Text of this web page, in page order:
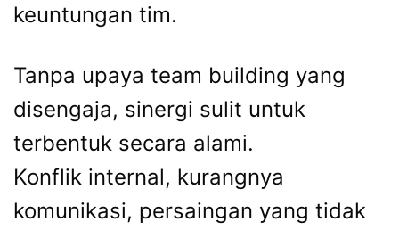
keuntungan tim.
Tanpa upaya team building yang
disengaja, sinergi sulit untuk
terbentuk secara alami.
Konflik internal, kurangnya
komunikasi, persaingan yang tidak